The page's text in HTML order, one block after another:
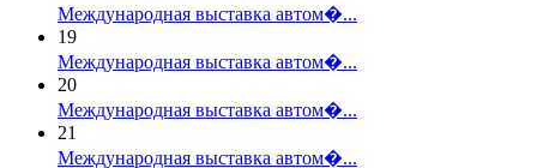
Международная выставка автом�...
19
Международная выставка автом�...
20
Международная выставка автом�...
21
Международная выставка автом�...